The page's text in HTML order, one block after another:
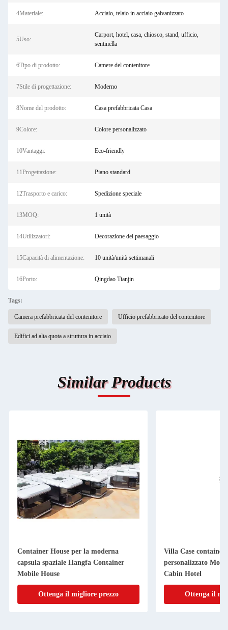
4Materiale: Acciaio, telaio in acciaio galvanizzato
5Uso:
Carport, hotel, casa, chiosco, stand, ufficio,
sentinella
6Tipo di prodotto: Camere del contenitore
7Stile di progettazione: Moderno
8Nome del prodotto: Casa prefabbricata Casa
9Colore: Colore personalizzato
10Vantaggi: Eco-friendly
11Progettazione: Piano standard
12Trasporto e carico: Spedizione speciale
13MOQ: 1 unità
14Utilizzatori: Decorazione del paesaggio
15Capacità di alimentazione: 10 unità/unità settimanali
16Porto: Qingdao Tianjin
Tags:
Camera prefabbricata del contenitore Ufficio prefabbricato del contenitore
Edifici ad alta quota a struttura in acciaio
Similar Products
Container House per la moderna
capsula spaziale Hangfa Container
Mobile House
Ottenga il migliore prezzo
Villa Case container
personalizzato
Cabin Hotel
Ottenga il